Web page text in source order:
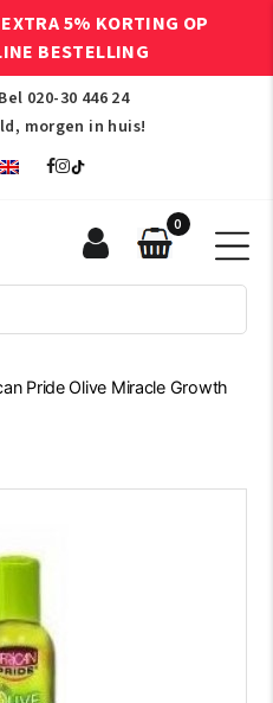
5% KORTING OP
BESTELLING
020-30 446 24
morgen in huis!
0
Pride Olive Miracle Growth